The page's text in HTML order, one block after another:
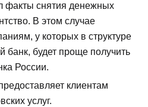
факты снятия денежных
В этом случае
у которых в структуре
будет проще получить
России.
клиентам
услуг.